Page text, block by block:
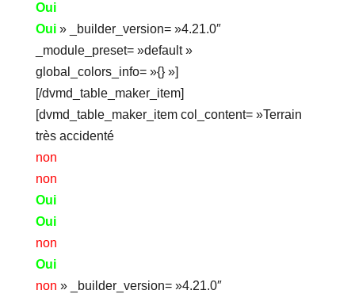
Oui
Oui» _builder_version= »4.21.0″
_module_preset= »default »
global_colors_info= »{} »]
[/dvmd_table_maker_item]
[dvmd_table_maker_item col_content= »Terrain
très accidenté
non
non
Oui
Oui
non
Oui
non » _builder_version= »4.21.0″